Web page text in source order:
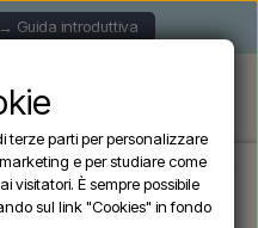
Guida introduttiva
autoportanti VRH - Doccia da
terze parti per personalizzare
e per studiare come
visitatori. È sempre possibile
sul link "Cookies" in fondo